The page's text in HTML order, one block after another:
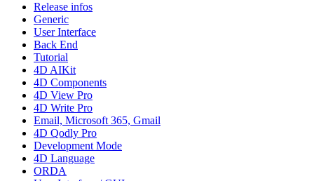
Release infos
Generic
User Interface
Back End
Tutorial
4D AIKit
4D Components
4D View Pro
4D Write Pro
Email, Microsoft 365, Gmail
4D Qodly Pro
Development Mode
4D Language
ORDA